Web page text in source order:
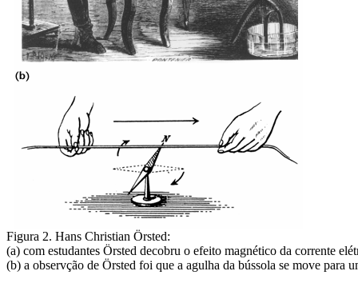
Figura 2. Hans Christian Örsted:
(a) com estudantes Örsted decobru o efeito magnético da corrente
(b) a observção de Örsted foi que a agulha da bússola se move